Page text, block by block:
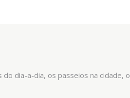
dia-a-dia, os passeios na cidade, o